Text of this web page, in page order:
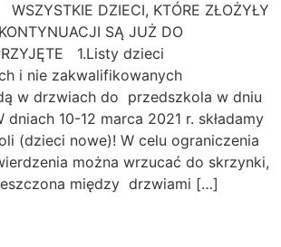
DZIECI, KTÓRE ZŁOŻYŁY
SĄ JUŻ DO
1.Listy dzieci
i nie zakwalifikowanych
w drzwiach do przedszkola w dniu
10-12 marca 2021 r. składamy
(dzieci nowe)! W celu ograniczenia
można wrzucać do skrzynki,
między drzwiami […]